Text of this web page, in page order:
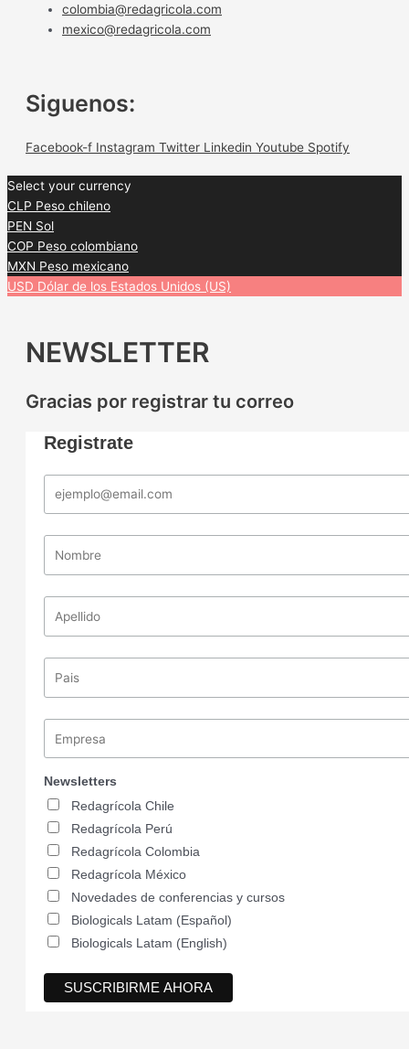
colombia@redagricola.com
mexico@redagricola.com
Siguenos:
Facebook-f Instagram Twitter Linkedin Youtube Spotify
Select your currency
CLP Peso chileno
PEN Sol
COP Peso colombiano
MXN Peso mexicano
USD Dólar de los Estados Unidos (US)
NEWSLETTER
Gracias por registrar tu correo
Registrate
Newsletters
Redagrícola Chile
Redagrícola Perú
Redagrícola Colombia
Redagrícola México
Novedades de conferencias y cursos
Biologicals Latam (Español)
Biologicals Latam (English)